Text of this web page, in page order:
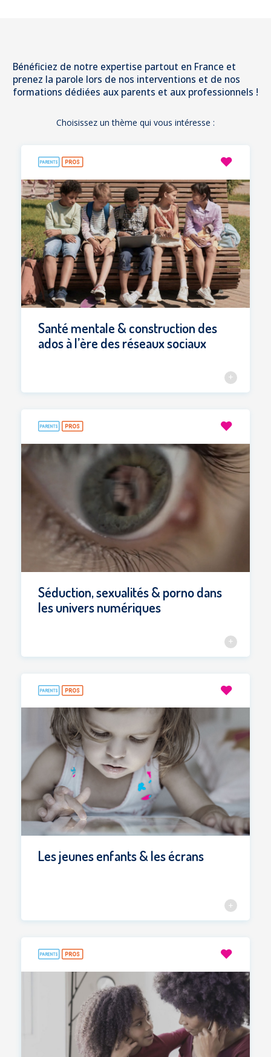
Bénéficiez de notre expertise partout en France et
prenez la parole lors de nos interventions et de nos
formations dédiées aux parents et aux professionnels !
Choisissez un thème qui vous intéresse :
Santé mentale & construction des
ados à l’ère des réseaux sociaux
Séduction, sexualités & porno dans
les univers numériques
Les jeunes enfants & les écrans